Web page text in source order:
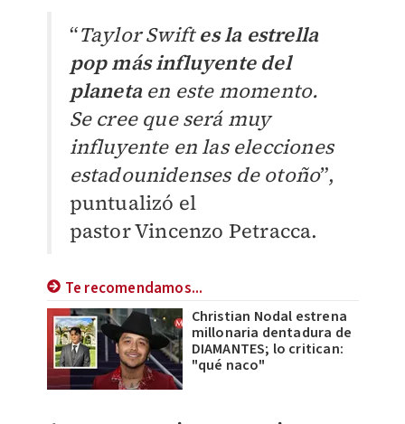
“Taylor Swiftes la estrella
pop más influyente del
planeta en este momento.
Se cree que será muy
influyente en las elecciones
estadounidenses de otoño”,
puntualizó el
pastorVincenzo Petracca.
Te recomendamos...
Christian Nodal estrena
millonaria dentadura de
DIAMANTES; lo critican:
"qué naco"